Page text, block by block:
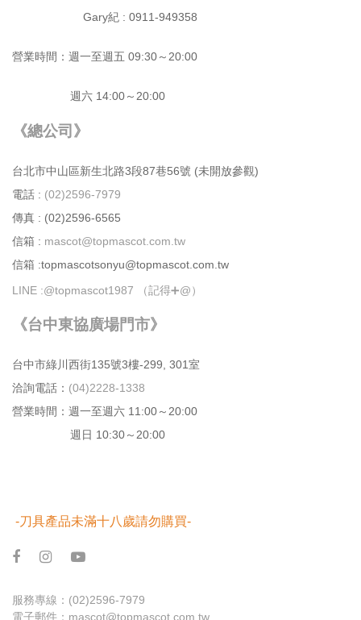
Gary紀 : 0911-949358
營業時間：週⼀⾄週五 09:30～20:00
週六 14:00～20:00
《總公司》
台北市中⼭區新⽣北路3段87巷56號 (未開放參觀)
電話 : (02)2596-7979
傳真 : (02)2596-6565
信箱 : mascot@topmascot.com.tw
信箱 :topmascotsonyu@topmascot.com.tw
LINE :@topmascot1987 （記得➕@）
《台中東協廣場門市》
台中市綠川⻄街135號3樓-299, 301室
洽詢電話： (04)2228-1338
營業時間：週⼀⾄週六 11:00～20:00
週日 10:30～20:00
-刀具產品未滿十八歲請勿購買-
服務專線： (02)2596-7979
電子郵件： mascot@topmascot.com.tw